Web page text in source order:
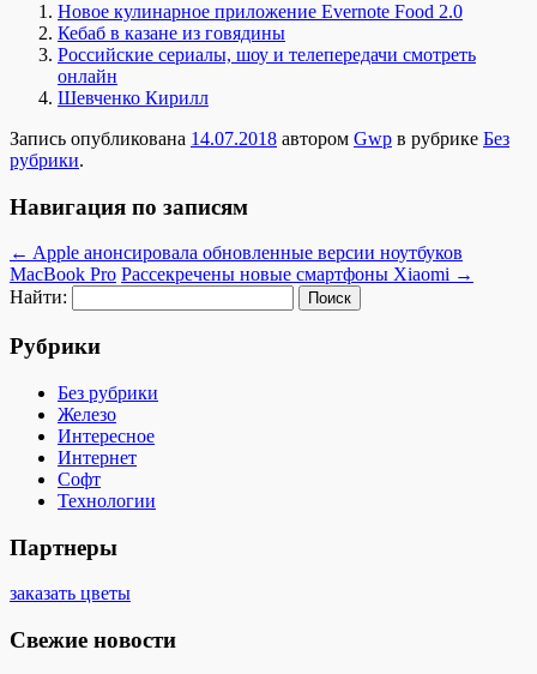
Новое кулинарное приложение Evernote Food 2.0
Кебаб в казане из говядины
Российские сериалы, шоу и телепередачи смотреть
онлайн
Шевченко Кирилл
Запись опубликована 14.07.2018 автором Gwp в рубрике Без
рубрики.
Навигация по записям
← Apple анонсировала обновленные версии ноутбуков
MacBook Pro Рассекречены новые смартфоны Xiaomi →
Найти:
Рубрики
Без рубрики
Железо
Интересное
Интернет
Софт
Технологии
Партнеры
заказать цветы
Свежие новости